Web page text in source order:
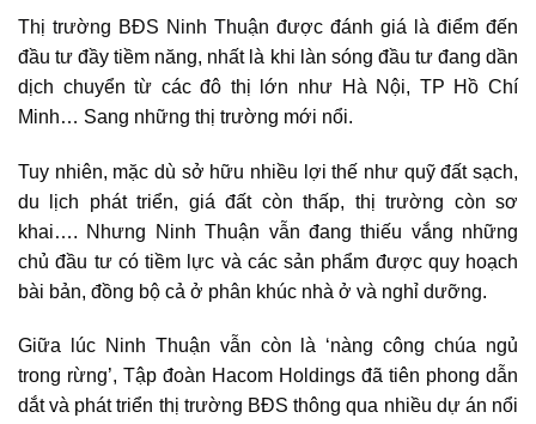
Thị trường BĐS Ninh Thuận được đánh giá là điểm đến
đầu tư đầy tiềm năng, nhất là khi làn sóng đầu tư đang dần
dịch chuyển từ các đô thị lớn như Hà Nội, TP Hồ Chí
Minh… Sang những thị trường mới nổi.
Tuy nhiên, mặc dù sở hữu nhiều lợi thế như quỹ đất sạch,
du lịch phát triển, giá đất còn thấp, thị trường còn sơ
khai…. Nhưng Ninh Thuận vẫn đang thiếu vắng những
chủ đầu tư có tiềm lực và các sản phẩm được quy hoạch
bài bản, đồng bộ cả ở phân khúc nhà ở và nghỉ dưỡng.
Giữa lúc Ninh Thuận vẫn còn là ‘nàng công chúa ngủ
trong rừng’, Tập đoàn Hacom Holdings đã tiên phong dẫn
dắt và phát triển thị trường BĐS thông qua nhiều dự án nổi